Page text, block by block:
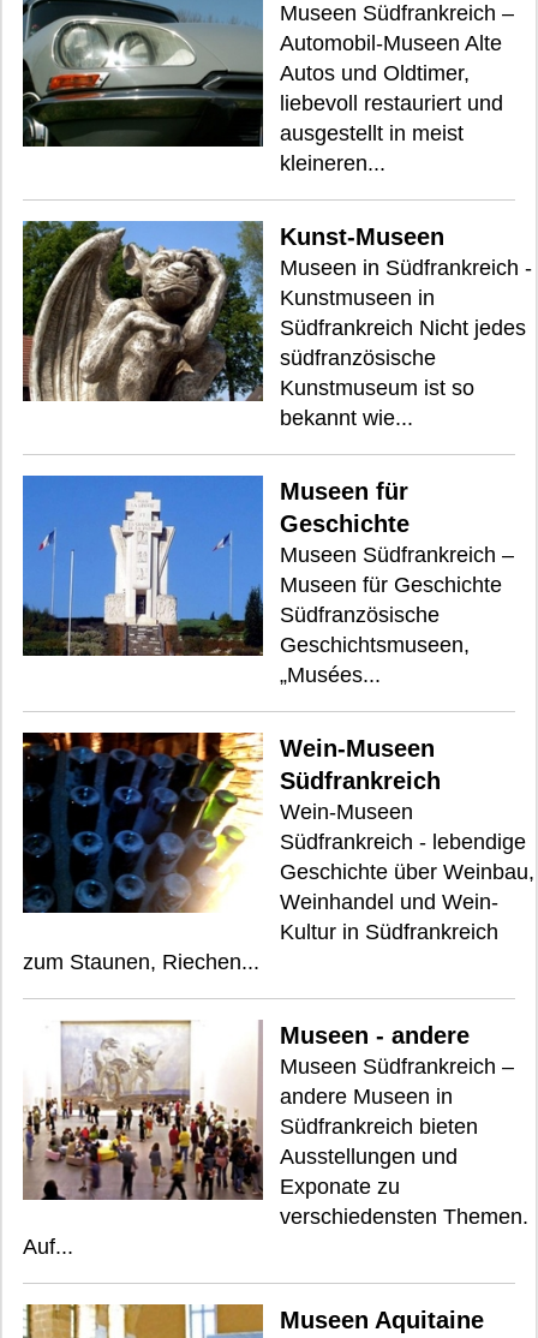
Museen Südfrankreich –
Automobil-Museen Alte
Autos und Oldtimer,
liebevoll restauriert und
ausgestellt in meist
kleineren...
Kunst-Museen
Museen in Südfrankreich -
Kunstmuseen in
Südfrankreich Nicht jedes
südfranzösische
Kunstmuseum ist so
bekannt wie...
Museen für
Geschichte
Museen Südfrankreich –
Museen für Geschichte
Südfranzösische
Geschichtsmuseen,
„Musées...
Wein-Museen
Südfrankreich
Wein-Museen
Südfrankreich - lebendige
Geschichte über Weinbau,
Weinhandel und Wein-
Kultur in Südfrankreich
zum Staunen, Riechen...
Museen - andere
Museen Südfrankreich –
andere Museen in
Südfrankreich bieten
Ausstellungen und
Exponate zu
verschiedensten Themen.
Auf...
Museen Aquitaine